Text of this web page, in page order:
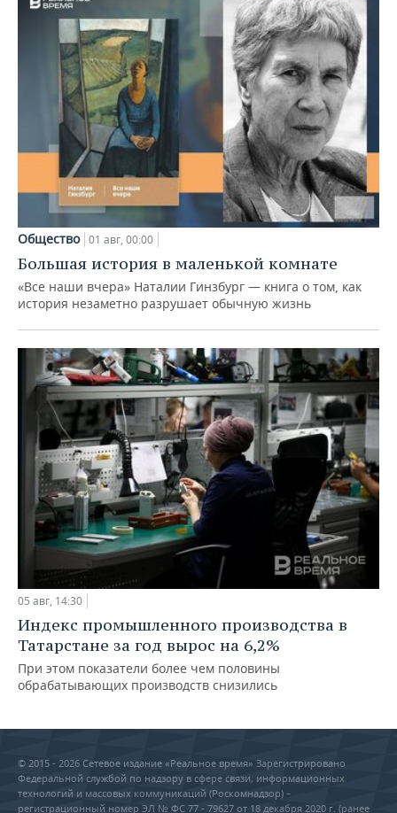
Общество 01 авг, 00:00
Большая история в маленькой комнате
«Все наши вчера» Наталии Гинзбург — книга о том, как
история незаметно разрушает обычную жизнь
05 авг, 14:30
Индекс промышленного производства в
Татарстане за год вырос на 6,2%
При этом показатели более чем половины
обрабатывающих производств снизились
© 2015 - 2026 Сетевое издание «Реальное время» Зарегистрировано
Федеральной службой по надзору в сфере связи, информационных
технологий и массовых коммуникаций (Роскомнадзор) –
регистрационный номер ЭЛ № ФС 77 - 79627 от 18 декабря 2020 г. (ранее